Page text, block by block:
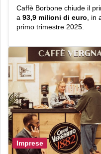
Caffè Borbone chiude il
a 93,9 milioni di euro ,
primo trimestre 2025.
Imprese